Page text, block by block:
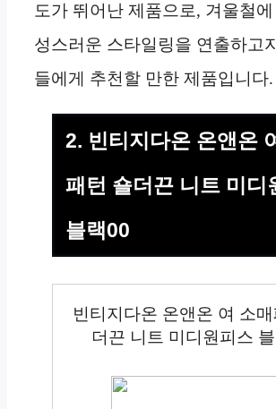
도가 뛰어난 제품으로, 겨울철
성스러운 스타일링을 연출하고
들에게 추천할 만한 제품입니다.
2. 빈티지다온 온앤온
패턴 숄더끈 니트 미디
블랙00
빈티지다온 온앤온 여 소
더끈 니트 미디원피스